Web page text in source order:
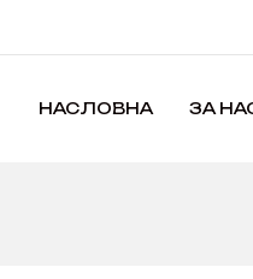
НАСЛОВНА ЗА